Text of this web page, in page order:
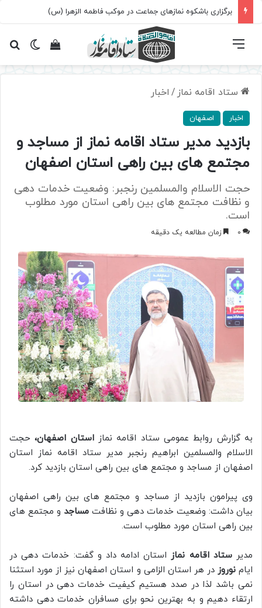
برگزاری باشکوه نمازهای جماعت در موکب فاطمه الزهرا (س)
تغییرمشاهده فهرست
ستاد اقامه نماز / اخبار
اخبار اصفهان
بازدید مدیر ستاد اقامه نماز از مساجد و
مجتمع های بین راهی استان اصفهان
حجت الاسلام والمسلمین رنجبر: وضعیت خدمات دهی
و نظافت مجتمع های بین راهی استان مورد مطلوب
است.
0 زمان مطالعه یک دقیقه
به گزارش روابط عمومی ستاد اقامه نمازاستان اصفهان،حجت
الاسلام والمسلمین ابراهیم رنجبر مدیر ستاد اقامه نماز استان
اصفهان از مساجد و مجتمع های بین راهی استان بازدید کرد.
وی پیرامون بازدید از مساجد و مجتمع های بین راهی اصفهان
بیان داشت: وضعیت خدمات دهی و نظافت مساجد و مجتمع های
بین راهی استان مورد مطلوب است.
مدیرستاد اقامه نمازاستان ادامه داد و گفت: خدمات دهی در
ایامنوروز در هر استان الزامی و استان اصفهان نیز از مورد استثنا
نمی باشد لذا در صدد هستیم کیفیت خدمات دهی در استان را
ارتقاء دهیم و به بهترین نحو برای مسافران خدمات دهی داشته